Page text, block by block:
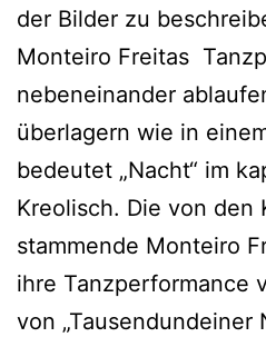
der Bilder zu
Monteiro Freitas
nebeneinander
überlagern wie in
bedeutet „Nacht“ im
Kreolisch. Die von den
stammende Monteiro
ihre Tanzperformance
von „Tausendundeiner